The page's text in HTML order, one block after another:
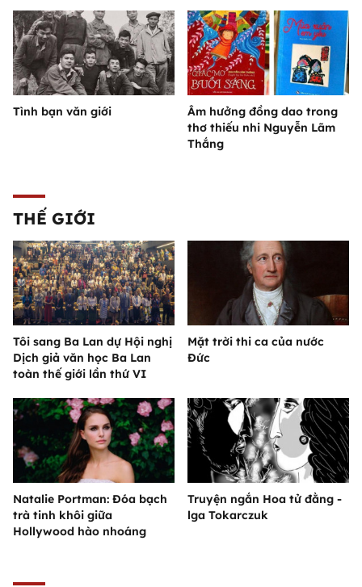
Tình bạn văn giới
Âm hưởng đồng dao trong
thơ thiếu nhi Nguyễn Lãm
Thắng
THẾ GIỚI
Tôi sang Ba Lan dự Hội nghị
Dịch giả văn học Ba Lan
toàn thế giới lần thứ VI
Mặt trời thi ca của nước
Đức
Natalie Portman: Đóa bạch
trà tinh khôi giữa
Hollywood hào nhoáng
Truyện ngắn Hoa tử đằng -
lga Tokarczuk